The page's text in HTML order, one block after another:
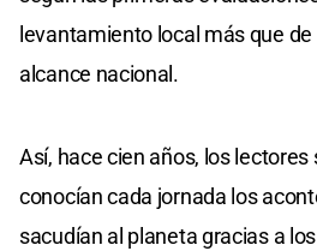
levantamiento local más que
alcance nacional.
Así, hace cien años, los
conocían cada jornada los
sacudían al planeta gracias a